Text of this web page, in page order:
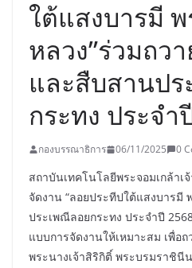
ใต้แสงบารมี
หลวง”ร่วมถว
และสืบสานป
กระทง ประจำ
กองบรรณาธิการ 06/11/2025 0
สถาบันเทคโนโลยีพระจอมเกล้า
จัดงาน “ลอยประทีปใต้แสงบารมี
ประเพณีลอยกระทง ประจำปี
แบบการจัดงานให้เหมาะสม เพื่อ
พระนางเจ้าสิริกิติ์ พระบรมราชิ